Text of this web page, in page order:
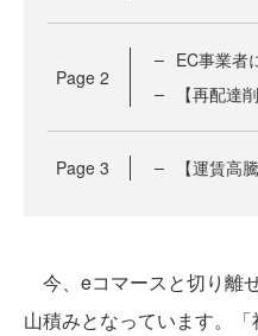
Page 2
EC事業者
【再配達
Page 3 【運賃高
今、eコマースと切り離
山積みとなっています。